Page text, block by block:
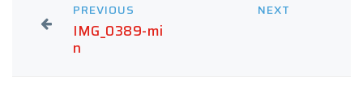
PREVIOUS
IMG_0389-mi
n
NEXT